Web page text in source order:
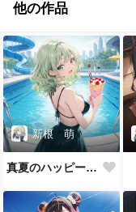
他の作品
新根 萌
真夏のハッピーバースデイ